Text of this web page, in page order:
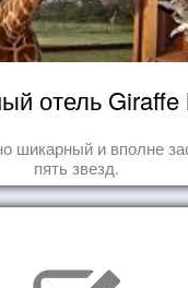
отель Giraffe
шикарный и вполне
пять звезд.